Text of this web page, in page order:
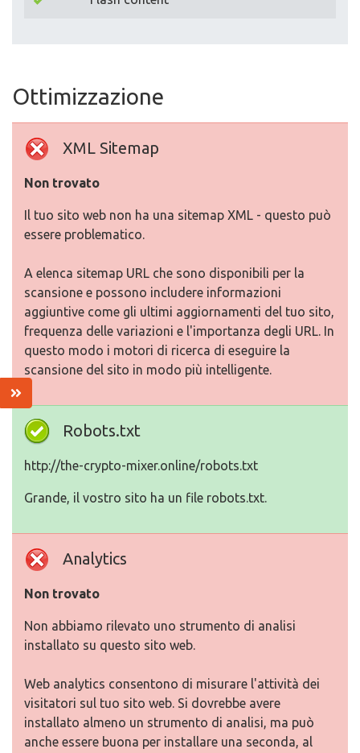
Ottimizzazione
XML Sitemap
Non trovato
Il tuo sito web non ha una sitemap XML - questo può
essere problematico.
A elenca sitemap URL che sono disponibili per la
scansione e possono includere informazioni
aggiuntive come gli ultimi aggiornamenti del tuo sito,
frequenza delle variazioni e l'importanza degli URL. In
questo modo i motori di ricerca di eseguire la
scansione del sito in modo più intelligente.
Robots.txt
http://the-crypto-mixer.online/robots.txt
Grande, il vostro sito ha un file robots.txt.
Analytics
Non trovato
Non abbiamo rilevato uno strumento di analisi
installato su questo sito web.
Web analytics consentono di misurare l'attività dei
visitatori sul tuo sito web. Si dovrebbe avere
installato almeno un strumento di analisi, ma può
anche essere buona per installare una seconda, al